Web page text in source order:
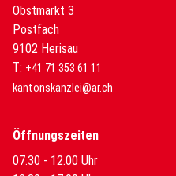
Obstmarkt 3
Postfach
9102 Herisau
T: +41 71 353 61 11
kantonskanzlei@ar.ch
Öffnungszeiten
07.30 - 12.00 Uhr